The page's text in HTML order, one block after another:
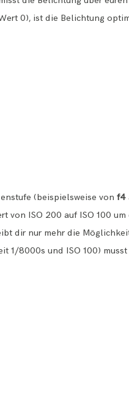
0), ist die Belichtung
(beispielsweise von f4
von ISO 200 auf ISO 100
dir nur mehr die
1/8000s und ISO 100)